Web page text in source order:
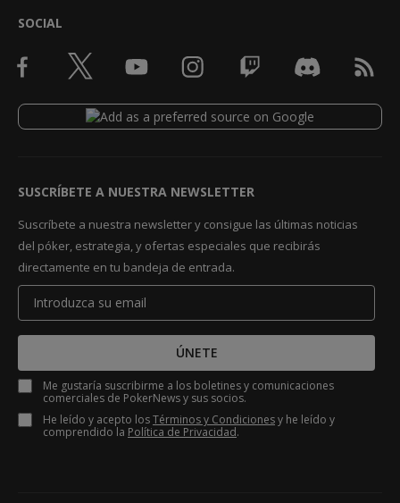
SOCIAL
SUSCRÍBETE A NUESTRA NEWSLETTER
Suscríbete a nuestra newsletter y consigue las últimas noticias
del póker, estrategia, y ofertas especiales que recibirás
directamente en tu bandeja de entrada.
ÚNETE
Me gustaría suscribirme a los boletines y comunicaciones
comerciales de PokerNews y sus socios.
He leído y acepto losTérminos y Condicionesy he leído y
comprendido la Política de Privacidad.